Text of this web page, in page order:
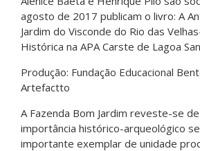
agosto de 2017 publicam o livro: A
Jardim do Visconde do Rio das
Histórica na APA Carste de Lagoa
Produção: Fundação Educacional
Artefactto
A Fazenda Bom Jardim reveste-se
importância histórico-arqueológico
importante exemplar de unidade